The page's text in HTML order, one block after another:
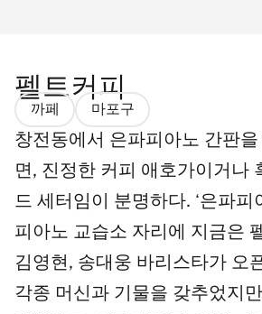
펠트커피
까페 마포구
창전동에서 은파피아노 간판
면, 진정한 커피 애호가이거나
드 세터임이 분명하다. ‘은파피
피아노 교습소 자리에 지금은
김영현, 송대웅 바리스타가 오
각종 머신과 기물을 갖추었지